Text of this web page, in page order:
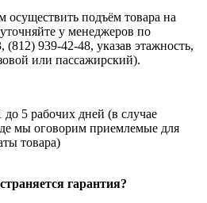
подъём товара на
у менеджеров по
939-42-48, указав этажность,
или пассажирский).
до 5 рабочих дней (в случае
мы оговорим приемлемые для
товара)
гарантия?